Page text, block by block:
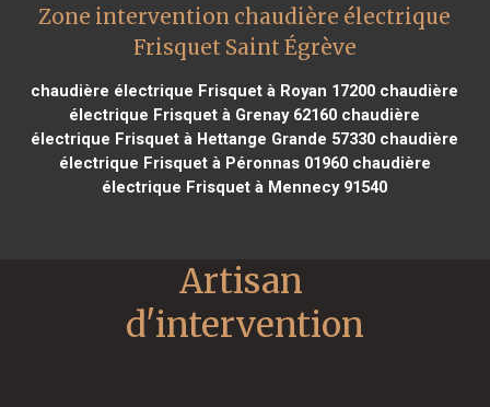
Zone intervention chaudière électrique
Frisquet Saint Égrève
chaudière électrique Frisquet à Royan 17200 chaudière
électrique Frisquet à Grenay 62160 chaudière
électrique Frisquet à Hettange Grande 57330 chaudière
électrique Frisquet à Péronnas 01960chaudière
électrique Frisquet à Mennecy 91540
Artisan
d'intervention